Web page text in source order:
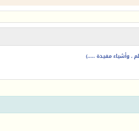
، وأشياء مفيدة .....)